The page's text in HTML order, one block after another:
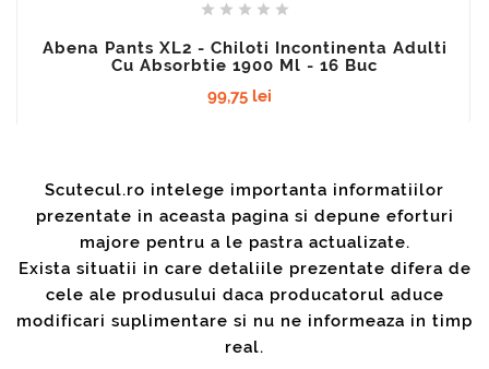
    
Abena Pants XL2 - Chiloti Incontinenta Adulti
Cu Absorbtie 1900 Ml - 16 Buc
99,75 lei
Scutecul.ro intelege importanta informatiilor
prezentate in aceasta pagina si depune eforturi
majore pentru a le pastra actualizate.
Exista situatii in care detaliile prezentate difera de
cele ale produsului daca producatorul aduce
modificari suplimentare si nu ne informeaza in timp
real.